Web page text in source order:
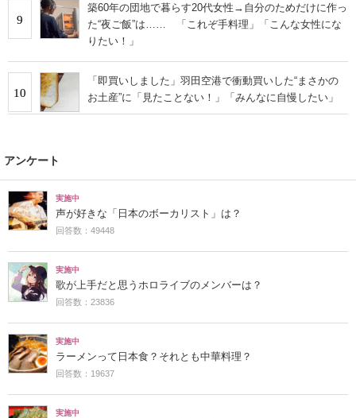
9
築60年の団地で暮らす20代女性→自分のためだけに作っ
た“夜ご飯”は…… 「これぞ手料理」「こんな女性にな
りたい！」
10
「即買いしました」羽田空港で衝動買いした“まさかの
お土産”に「見たことない！」「みんなに自慢したい」
アンケート
実施中
声が好きな「日本のボーカリスト」は？
回答数：49448
実施中
歌が上手だと思うホロライブのメンバーは？
回答数：23836
実施中
ラーメンって日本食？それとも中華料理？
回答数：19637
実施中